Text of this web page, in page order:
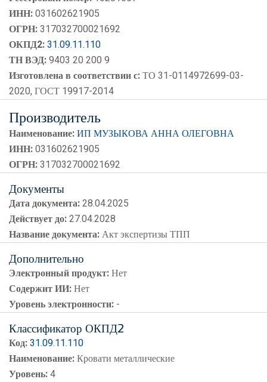
ИНН:031602621905
ОГРН:317032700021692
ОКПД2:31.09.11.110
ТН ВЭД:9403 20 200 9
Изготовлена в соответствии с:ТО 31-0114972699-03-
2020, ГОСТ 19917-2014
Производитель
Наименование:ИП МУЗЫКОВА АННА ОЛЕГОВНА
ИНН:031602621905
ОГРН:317032700021692
Документы
Дата документа:28.04.2025
Действует до:27.04.2028
Название документа:Акт экспертизы ТПП
Дополнительно
Электронный продукт:Нет
Содержит ИИ:Нет
Уровень электронности: -
Классификатор ОКПД2
Код:31.09.11.110
Наименование:Кровати металлические
Уровень:4